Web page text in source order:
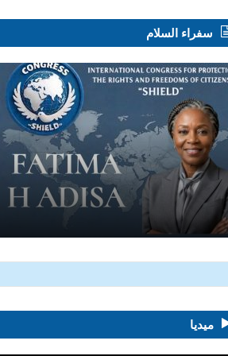
سفراء السلام
ميديا